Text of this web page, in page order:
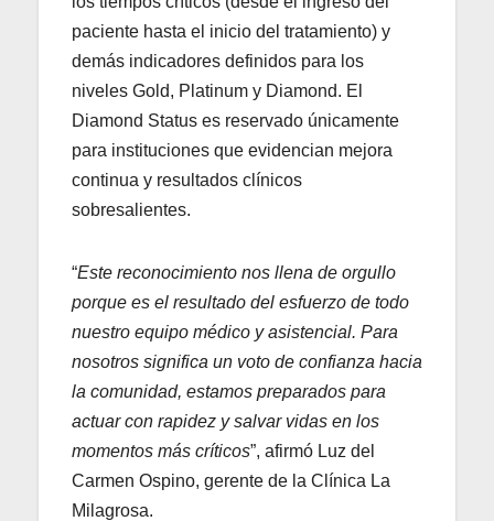
paciente hasta el inicio del tratamiento) y
demás indicadores definidos para los
niveles Gold, Platinum y Diamond. El
Diamond Status es reservado únicamente
para instituciones que evidencian mejora
continua y resultados clínicos
sobresalientes.
“Este reconocimiento nos llena de orgullo
porque es el resultado del esfuerzo de todo
nuestro equipo médico y asistencial. Para
nosotros significa un voto de confianza hacia
la comunidad, estamos preparados para
actuar con rapidez y salvar vidas en los
momentos más críticos”, afirmó Luz del
Carmen Ospino, gerente de la Clínica La
Milagrosa.